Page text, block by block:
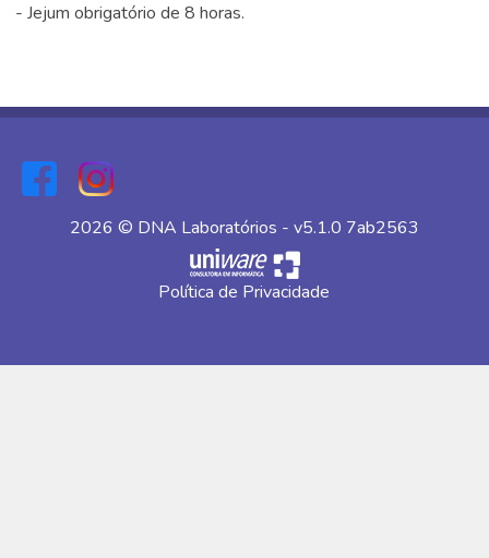
- Jejum obrigatório de 8 horas.
2026 © DNA Laboratórios - v5.1.0 7ab2563
Política de Privacidade